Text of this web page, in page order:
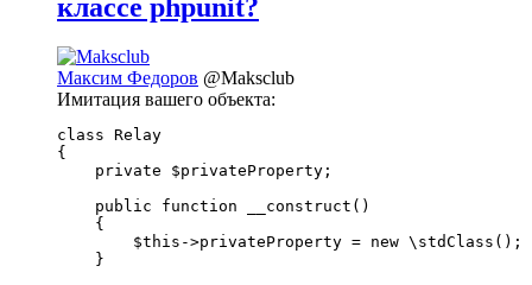
классе phpunit?
Максим Федоров @Maksclub
Имитация вашего объекта:
class Relay
{
    private $privateProperty;
    public function __construct()
    {
        $this->privateProperty = new \stdClass();
    }